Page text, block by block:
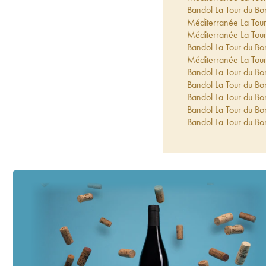
Bandol La Tour du
Méditerranée La
Méditerranée La
Bandol La Tour du
Méditerranée La
Bandol La Tour du
Bandol La Tour du
Bandol La Tour du
Bandol La Tour du
Bandol La Tour du
Bandol La Tour du
Bandol La Tour du
Bandol La Tour du
Bandol La Tour du
Bandol La Tour du
Bandol La Tour du
Bandol La Tour du